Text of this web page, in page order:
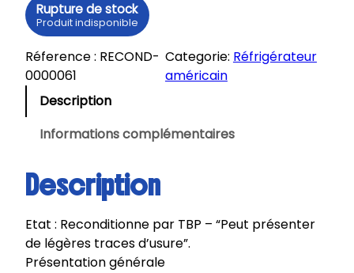
Rupture de stock
Produit indisponible
Réference : RECOND-
0000061
Categorie: Réfrigérateur
américain
Description
Informations complémentaires
Description
Etat : Reconditionne par TBP – “Peut présenter
de légères traces d’usure”.
Présentation générale